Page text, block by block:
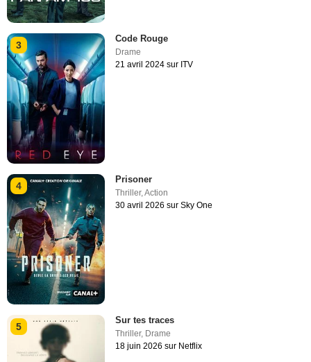
3
Code Rouge
Drame
21 avril 2024 sur ITV
4
Prisoner
Thriller,Action
30 avril 2026 sur Sky One
5
Sur tes traces
Thriller, Drame
18 juin 2026 sur Netflix